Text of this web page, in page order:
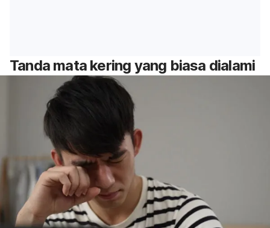
Tanda mata kering yang biasa dialami